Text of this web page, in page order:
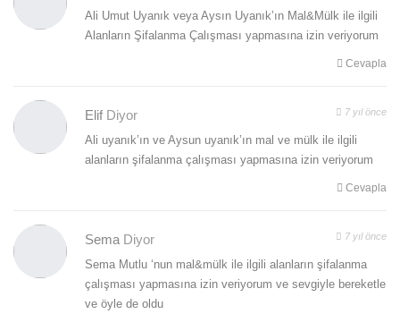
Ali Umut Uyanık veya Aysın Uyanık’ın Mal&Mülk ile ilgili
Alanların Şifalanma Çalışması yapmasına izin veriyorum
Cevapla
Elif Diyor 7 yıl önce
Ali uyanık’ın ve Aysun uyanık’ın mal ve mülk ile ilgili
alanların şifalanma çalışması yapmasına izin veriyorum
Cevapla
Sema Diyor 7 yıl önce
Sema Mutlu ‘nun mal&mülk ile ilgili alanların şifalanma
çalışması yapmasına izin veriyorum ve sevgiyle bereketle
ve öyle de oldu